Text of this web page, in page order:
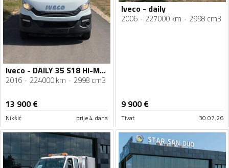
Iveco - DAILY 35 S18 HI-MATIC
2016 224000 km 2998 cm3
13 900€
Nikšić prije 4 dana
Iveco - daily
2006 227000 km 2998 cm3
9 900€
Tivat 30.07.26